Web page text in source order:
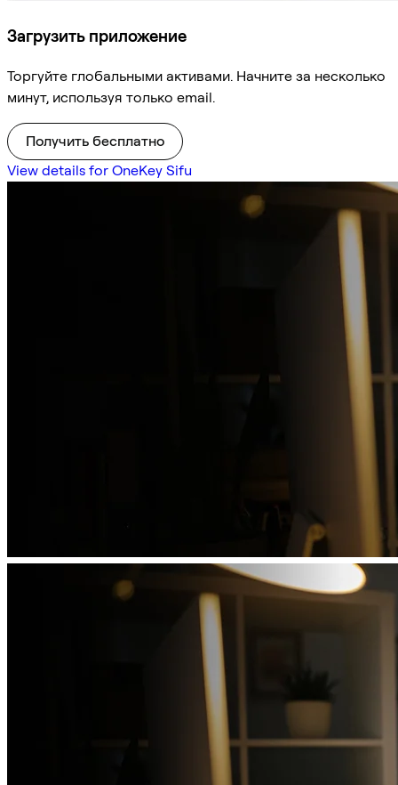
Загрузить приложение
Торгуйте глобальными активами. Начните за несколько
минут, используя только email.
Получить бесплатно
View details for OneKey Sifu